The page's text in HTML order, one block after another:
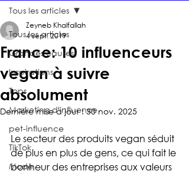
Tous les articles
Grandes causes
Inspirations
Tops
Marketing d'influence
pet-influence
TikTok
Mode
Tous les articles
France: 10 influenceurs
vegan à suivre
absolument
Zeyneb Khalfallah
4 sept. 2019
Dernière mise à jour :30 nov. 2025
Le secteur des produits vegan séduit
de plus en plus de gens, ce qui fait le
bonheur des entreprises aux valeurs